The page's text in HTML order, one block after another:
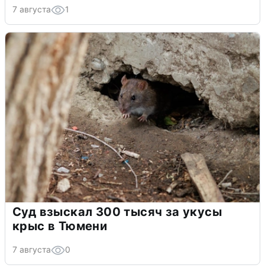
7 августа 1
Суд взыскал 300 тысяч за укусы
крыс в Тюмени
7 августа 0